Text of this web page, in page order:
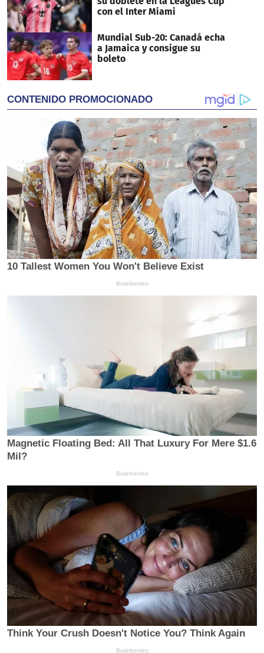
con el Inter Miami
Mundial Sub-20: Canadá echa
a Jamaica y consigue su
boleto